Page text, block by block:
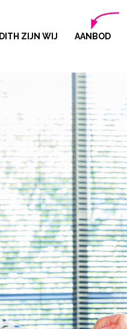
DITH ZIJN WIJ AANBOD